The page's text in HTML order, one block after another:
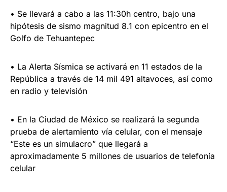
• Se llevará a cabo a las 11:30h centro, bajo una
hipótesis de sismo magnitud 8.1 con epicentro en el
Golfo de Tehuantepec
• La Alerta Sísmica se activará en 11 estados de la
República a través de 14 mil 491 altavoces, así como
en radio y televisión
• En la Ciudad de México se realizará la segunda
prueba de alertamiento vía celular, con el mensaje
“Este es un simulacro” que llegará a
aproximadamente 5 millones de usuarios de telefonía
celular